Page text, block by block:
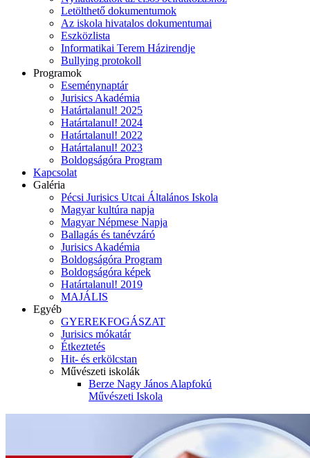
Letölthető dokumentumok
Az iskola hivatalos dokumentumai
Eszközlista
Informatikai Terem Házirendje
Bullying protokoll
Programok
Eseménynaptár
Jurisics Akadémia
Határtalanul! 2025
Határtalanul! 2024
Határtalanul! 2022
Határtalanul! 2023
Boldogságóra Program
Kapcsolat
Galéria
Pécsi Jurisics Utcai Általános Iskola
Magyar kultúra napja
Magyar Népmese Napja
Ballagás és tanévzáró
Jurisics Akadémia
Boldogságóra Program
Boldogságóra képek
Határtalanul! 2019
MAJÁLIS
Egyéb
GYEREKFOGÁSZAT
Jurisics mókatár
Étkeztetés
Hit- és erkölcstan
Művészeti iskolák
Berze Nagy János Alapfokú
Művészeti Iskola